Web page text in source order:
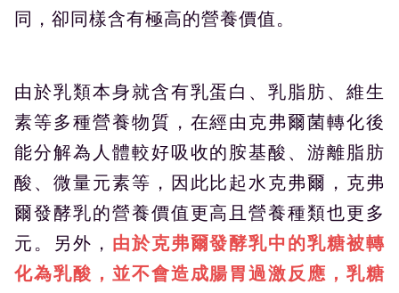
同，卻同樣含有極高的營養價值。
由於乳類本身就含有乳蛋白、乳脂肪、維生
素等多種營養物質，在經由克弗爾菌轉化後
能分解為人體較好吸收的胺基酸、游離脂肪
酸、微量元素等，因此比起水克弗爾，克弗
爾發酵乳的營養價值更高且營養種類也更多
元。另外， 由於克弗爾發酵乳中的乳糖被轉
化為乳酸，並不會造成腸胃過激反應，乳糖